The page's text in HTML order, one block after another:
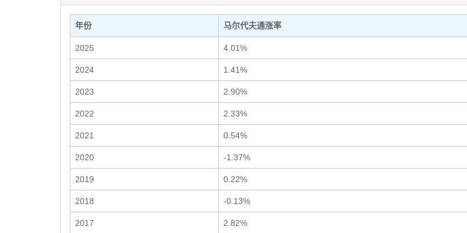
年份 马尔代夫通涨率
2025 4.01%
2024 1.41%
2023 2.90%
2022 2.33%
2021 0.54%
2020 -1.37%
2019 0.22%
2018 -0.13%
2017 2.82%